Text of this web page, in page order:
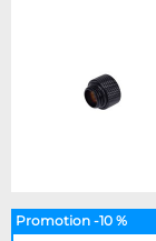
Promotion -10 %